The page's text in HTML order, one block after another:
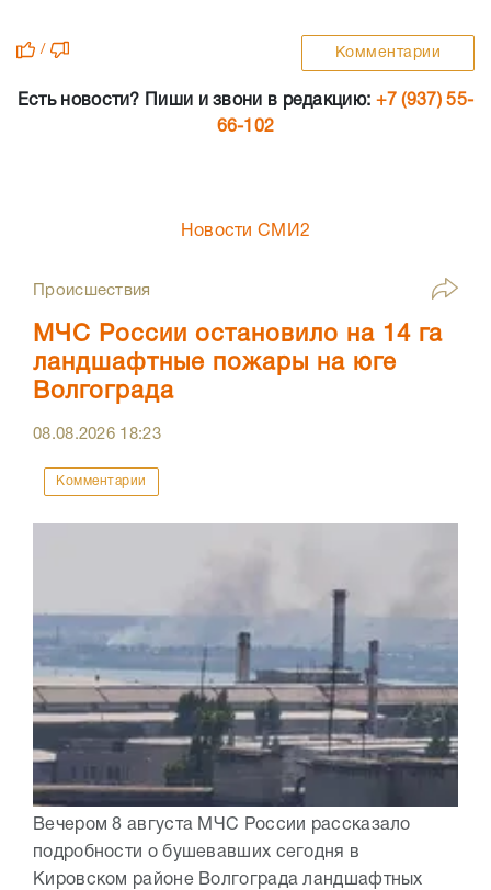
/ Комментарии
Есть новости? Пиши и звони в редакцию: +7 (937) 55-
66-102
Новости СМИ2
Происшествия
МЧС России остановило на 14 га
ландшафтные пожары на юге
Волгограда
08.08.2026 18:23
Комментарии
Вечером 8 августа МЧС России рассказало
подробности о бушевавших сегодня в
Кировском районе Волгограда ландшафтных